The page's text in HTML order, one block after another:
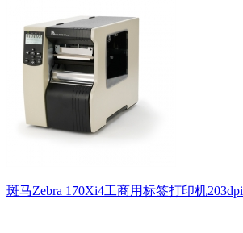
斑马Zebra 170Xi4工商用标签打印机203dpi